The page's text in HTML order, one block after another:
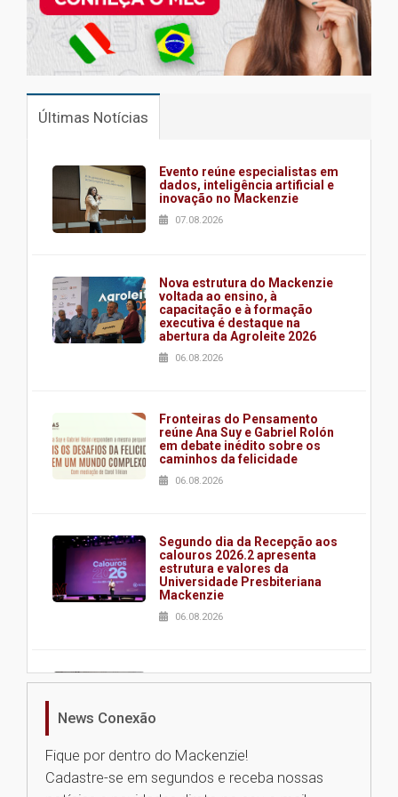
Últimas Notícias
Evento reúne especialistas em
dados, inteligência artificial e
inovação no Mackenzie
07.08.2026
Nova estrutura do Mackenzie
voltada ao ensino, à
capacitação e à formação
executiva é destaque na
abertura da Agroleite 2026
06.08.2026
Fronteiras do Pensamento
reúne Ana Suy e Gabriel Rolón
em debate inédito sobre os
caminhos da felicidade
06.08.2026
Segundo dia da Recepção aos
calouros 2026.2 apresenta
estrutura e valores da
Universidade Presbiteriana
Mackenzie
06.08.2026
Nova apresentação do Centro
Universidade Mackenzie
News Conexão
Fique por dentro do Mackenzie!
Cadastre-se em segundos e receba nossas